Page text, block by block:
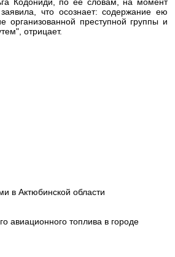
что осознает: содержание ею
организованной преступной группы и
отрицает.
в Актюбинской области
авиационного топлива в городе